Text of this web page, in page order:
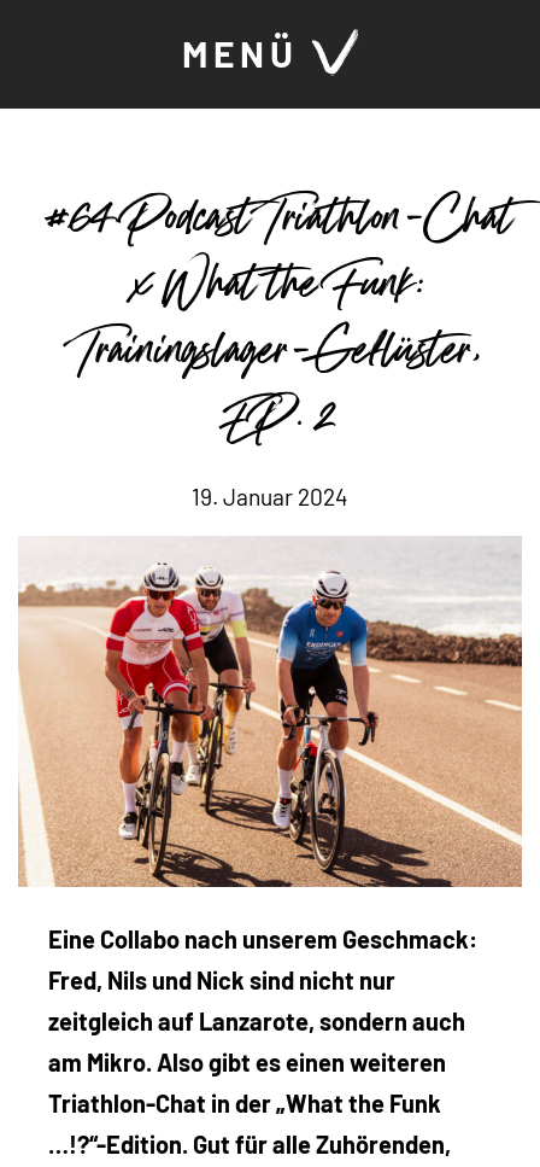
MENÜ
#64 Podcast Triathlon-Chat
x What the Funk:
Trainingslager-Geflüster,
EP. 2
19. Januar 2024
Eine Collabo nach unserem Geschmack:
Fred, Nils und Nick sind nicht nur
zeitgleich auf Lanzarote, sondern auch
am Mikro. Also gibt es einen weiteren
Triathlon-Chat in der „What the Funk
…!?“-Edition. Gut für alle Zuhörenden,